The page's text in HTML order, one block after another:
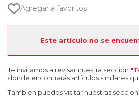
Agregar a favoritos
Este artículo no se
Te invitamos a revisar nuestra sección
donde encontrarás artículos similares
También puedes visitar nuestras